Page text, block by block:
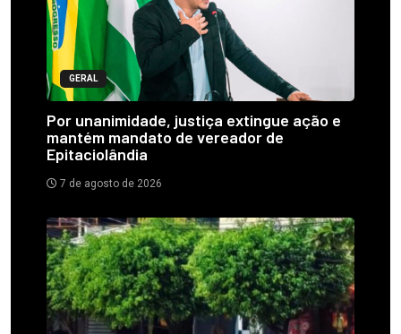
GERAL
Por unanimidade, justiça extingue ação e
mantém mandato de vereador de
Epitaciolândia
7 de agosto de 2026